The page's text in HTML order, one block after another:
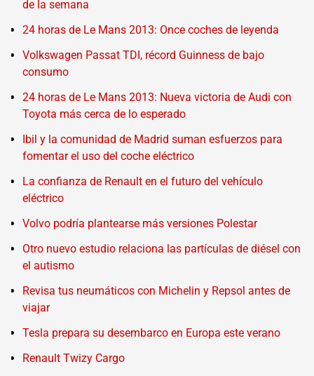
de la semana
24 horas de Le Mans 2013: Once coches de leyenda
Volkswagen Passat TDI, récord Guinness de bajo
consumo
24 horas de Le Mans 2013: Nueva victoria de Audi con
Toyota más cerca de lo esperado
Ibil y la comunidad de Madrid suman esfuerzos para
fomentar el uso del coche eléctrico
La confianza de Renault en el futuro del vehículo
eléctrico
Volvo podría plantearse más versiones Polestar
Otro nuevo estudio relaciona las partículas de diésel con
el autismo
Revisa tus neumáticos con Michelin y Repsol antes de
viajar
Tesla prepara su desembarco en Europa este verano
Renault Twizy Cargo